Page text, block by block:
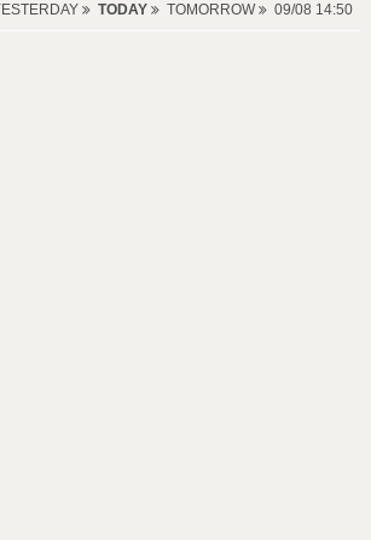
TODAY TOMORROW 09/08 14:50